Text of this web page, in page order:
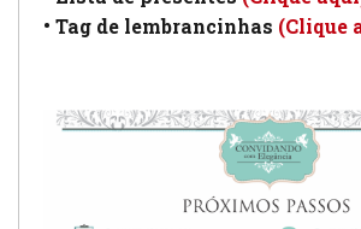
• Tag de lembrancinhas (Clique